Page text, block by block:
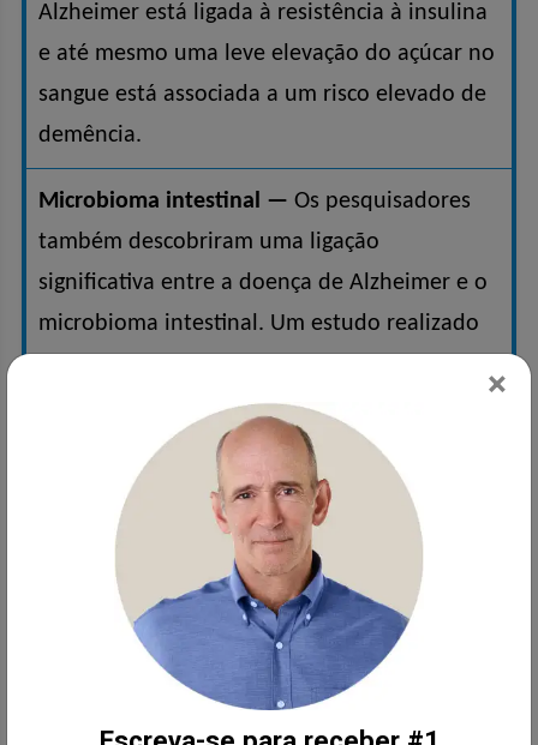
Alzheimer está ligada à resistência à insulina
e até mesmo uma leve elevação do açúcar no
sangue está associada a um risco elevado de
demência.
Microbioma intestinal — Os pesquisadores
também descobriram uma ligação
significativa entre a doença de Alzheimer e o
microbioma intestinal. Um estudo realizado
anos, revelou que os lipopolissacarídeos e os
ácidos graxos de cadeia curta (SCFAs) acetato
e valerato foram associados a depósitos
amilóides no cérebro. Outros AGCCs parecem
ter um efeito protetor, como o butirato, altos
níveis de butirato estão associados com
menores níveis de amiloides.
Como afirma Moira Marizzoni, a autora da
×